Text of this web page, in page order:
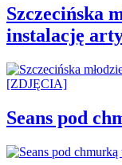
Szczecińska
instalację
Seans pod